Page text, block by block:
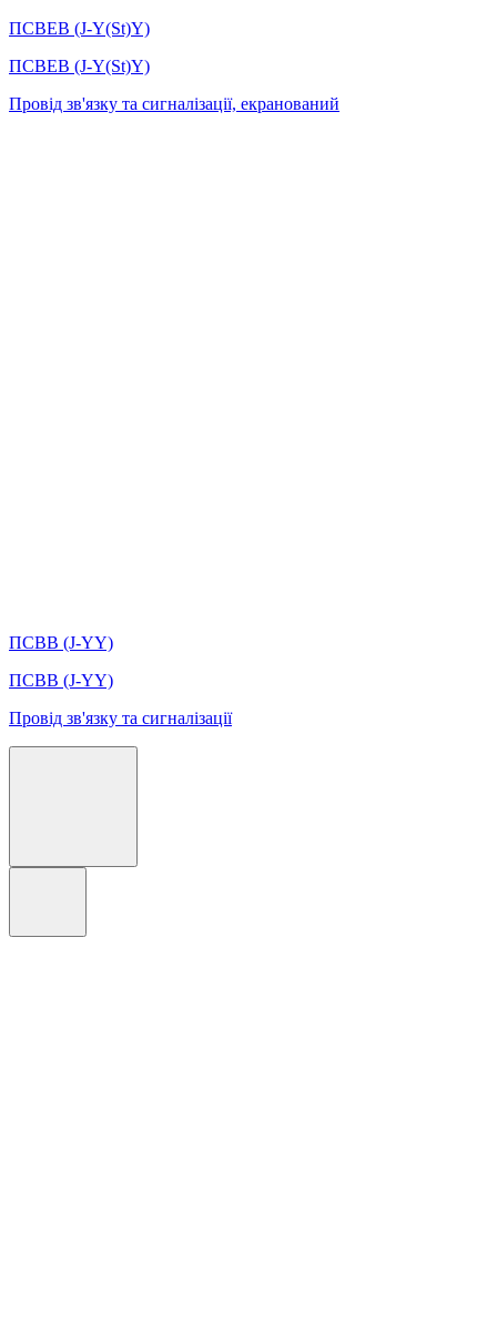
ПСВЕВ (J-Y(St)Y)
ПСВЕВ (J-Y(St)Y)
Провід зв'язку та сигналізації, екранований
ПСВВ (J-YY)
ПСВВ (J-YY)
Провід зв'язку та сигналізації